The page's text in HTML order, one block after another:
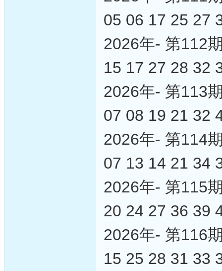
05 06 17 25 27
2026年- 第112
15 17 27 28 32
2026年- 第113
07 08 19 21 32
2026年- 第114
07 13 14 21 34
2026年- 第115
20 24 27 36 39
2026年- 第116
15 25 28 31 33